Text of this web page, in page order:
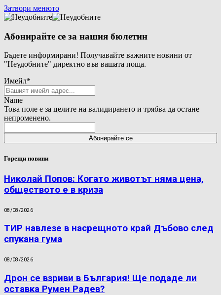
Затвори менюто
Абонирайте се за нашия бюлетин
Бъдете информирани! Получавайте важните новини от
"Неудобните" директно във вашата поща.
Имейл*
Name
Това поле е за целите на валидирането и трябва да остане
непроменено.
Горещи новини
Николай Попов: Когато животът няма цена,
обществото е в криза
08/08/2026
ТИР навлезе в насрещното край Дъбово след
спукана гума
08/08/2026
Дрон се взриви в България! Ще подаде ли
оставка Румен Радев?